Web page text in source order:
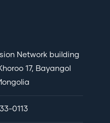
Network building
17, Bayangol
0113